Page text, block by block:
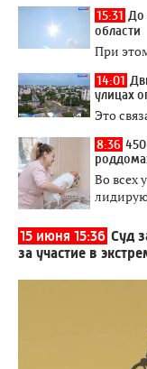
15:31 До
области
При
14:01
улицах
Это
8:36
Во всех
15 июня 15:36 Суд
за участие в